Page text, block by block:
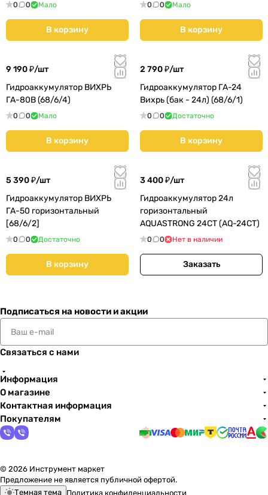
0 0 Мало
В корзину
0 0 Мало
В корзину
9 190 ₽/шт
Гидроаккумулятор ВИХРЬ
ГА-80В (68/6/4)
0 0 Мало
В корзину
2 790 ₽/шт
Гидроаккумулятор ГА-24
Вихрь (бак - 24л) (68/6/1)
0 0 Достаточно
В корзину
5 390 ₽/шт
Гидроаккумулятор ВИХРЬ
ГА-50 горизонтальный
[68/6/2]
0 0 Достаточно
В корзину
3 400 ₽/шт
Гидроаккумулятор 24л
горизонтальный
AQUASTRONG 24CT (AQ-24CT)
0 0 Нет в наличии
Заказать
Подписаться на новости и акции
Связаться с нами
Информация
О магазине
Контактная информация
Покупателям
© 2026 Инструмент маркет
Предложение не является публичной офертой.
Темная тема Политика конфиденциальности